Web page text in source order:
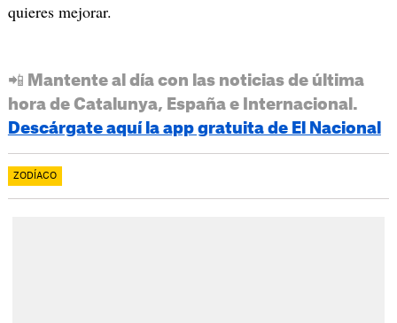
quieres mejorar.
📲 Mantente al día con las noticias de última
hora de Catalunya, España e Internacional.
Descárgate aquí la app gratuita de El Nacional
ZODÍACO